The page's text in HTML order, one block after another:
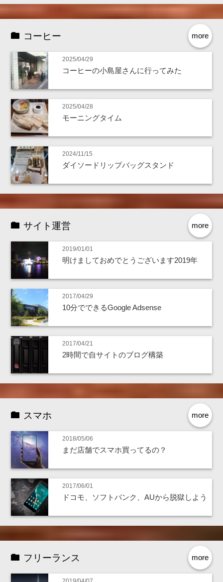
more
コーヒー
2025/04/29
コーヒーの小島屋さんに行ってみた
2025/04/28
モーニングタイム
2024/11/15
ダイソードリップバッグスタンド
more
サイト運営
2019/01/01
明けましておめでとうございます2019年
2017/04/29
10分でできるGoogle Adsense
2017/04/21
2時間で自サイトのブログ構築
more
スマホ
2018/05/06
まだ店舗でスマホ買ってるの？
2017/06/01
ドコモ、ソフトバンク、AUから脱獄しよう
more
フリーランス